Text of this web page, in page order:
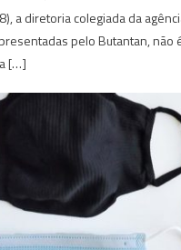
a diretoria colegiada da
pelo Butantan, não
[…]